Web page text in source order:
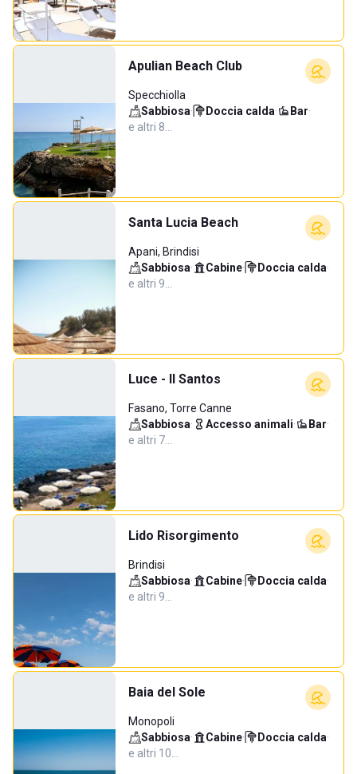
Apulian Beach Club
Specchiolla
Sabbiosa· Doccia calda· Bar·
e altri 8…
Santa Lucia Beach
Apani, Brindisi
Sabbiosa· Cabine· Doccia calda·
e altri 9…
Luce - Il Santos
Fasano, Torre Canne
Sabbiosa· Accesso animali· Bar·
e altri 7…
Lido Risorgimento
Brindisi
Sabbiosa· Cabine· Doccia calda·
e altri 9…
Baia del Sole
Monopoli
Sabbiosa· Cabine· Doccia calda·
e altri 10…